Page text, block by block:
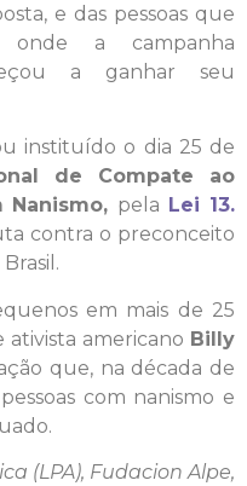
e das pessoas que
onde a campanha
a ganhar seu
instituído o dia 25 de
de Compate ao
Nanismo, pela Lei 13.
contra o preconceito
em mais de 25
ativista americano Billy
que, na década de
com nanismo e
(LPA), Fudacion Alpe,